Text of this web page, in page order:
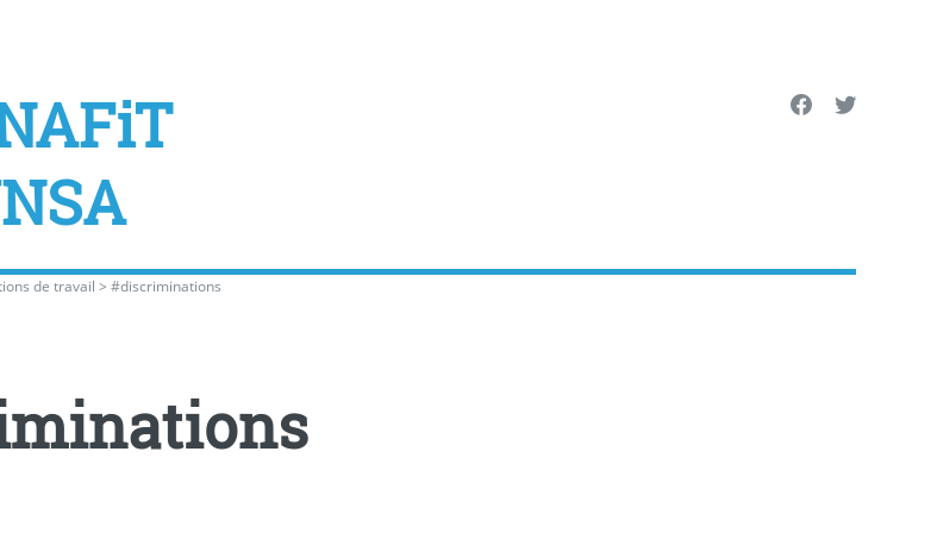
de travail >#discriminations